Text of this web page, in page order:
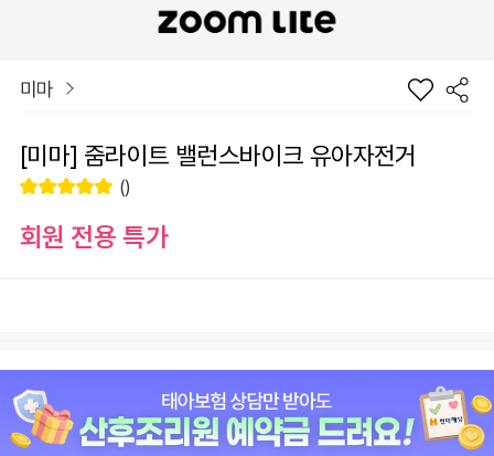
미마
[미마] 줌라이트 밸런스바이크 유아자전거
()
회원 전용 특가
총 상품 금액 0원
바
니
선
하
기